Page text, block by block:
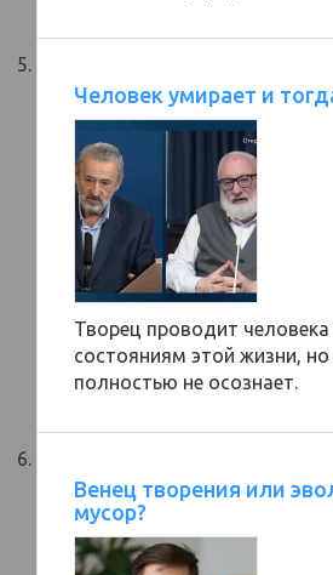
Человек умирает и
Творец проводит
состояниям этой жизни, но
полностью не осознает.
Венец творения или
мусор?